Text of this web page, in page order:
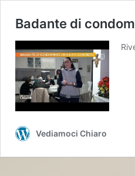
Badante di
Vediamoci Chiaro